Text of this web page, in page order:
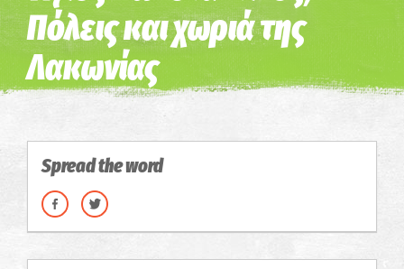
Πόλεις και χωριά της
Λακωνίας
Spread the word